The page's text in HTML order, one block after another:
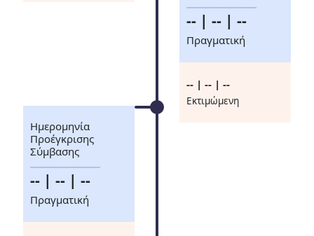
-- | -- | --
Πραγματική
-- | -- | --
Eκτιμώμενη
Ημερομηνία
Προέγκρισης
Σύμβασης
-- | -- | --
Πραγματική